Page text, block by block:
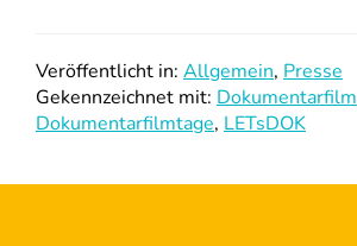
Veröffentlicht in: Allgemein, Presse
Gekennzeichnet mit: Dokumentarfilm
Dokumentarfilmtage, LETsDOK